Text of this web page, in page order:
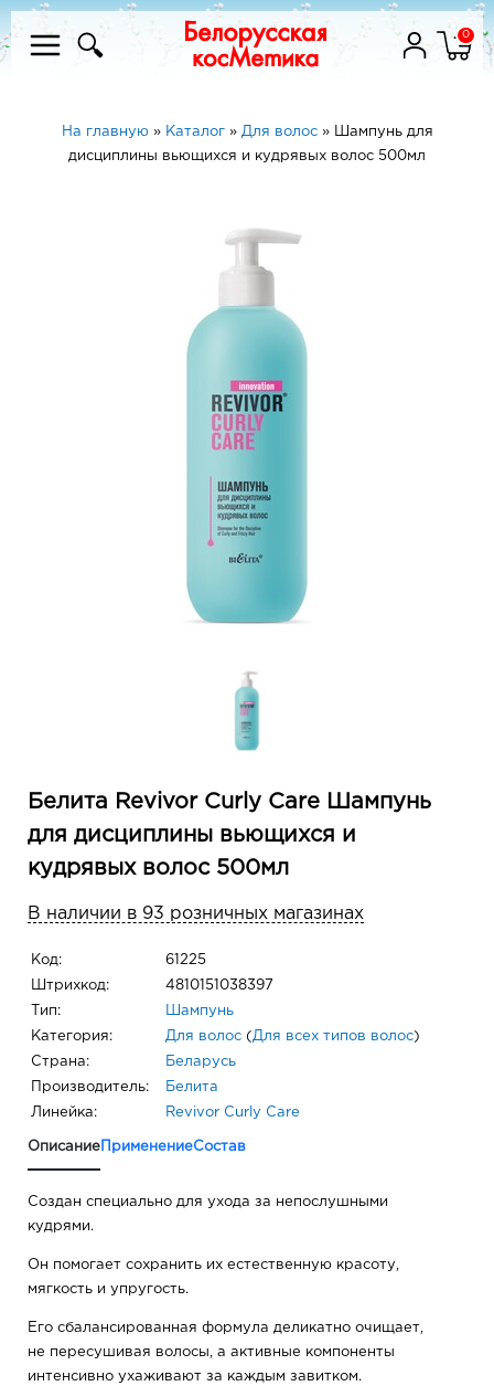
0
На главную» Каталог» Для волос»
Шампунь для
дисциплины вьющихся и кудрявых волос 500мл
Белита Revivor Curly Care Шампунь
для дисциплины вьющихся и
кудрявых волос 500мл
В наличии в 93 розничных магазинах
Код: 61225
Штрихкод: 4810151038397
Тип: Шампунь
Категория: Для волос ( Для всех типов волос)
Страна: Беларусь
Производитель: Белита
Линейка: Revivor Curly Care
Описание ПрименениеСостав
Создан специально для ухода за непослушными
кудрями.
Он помогает сохранить их естественную красоту,
мягкость и упругость.
Его сбалансированная формула деликатно очищает,
не пересушивая волосы, а активные компоненты
интенсивно ухаживают за каждым завитком.